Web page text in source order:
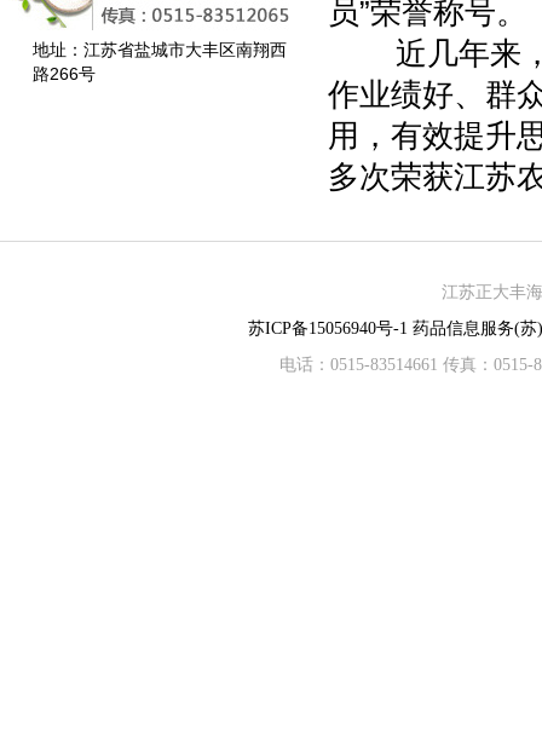
地址：江苏省盐城市大丰区南翔西
路266号
员”荣誉称号。
近几年来，
作业绩好、群
用，有效提升
多次荣获江苏
江苏正大丰
苏ICP备15056940号-1 药品信息服务(苏
电话：0515-83514661 传真：